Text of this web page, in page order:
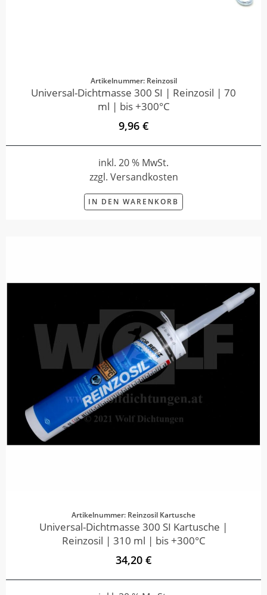
Artikelnummer: Reinzosil
Universal-Dichtmasse 300 SI | Reinzosil | 70
ml | bis +300°C
9,96 €
inkl. 20 % MwSt.
zzgl. Versandkosten
IN DEN WARENKORB
Artikelnummer: Reinzosil Kartusche
Universal-Dichtmasse 300 SI Kartusche |
Reinzosil | 310 ml | bis +300°C
34,20 €